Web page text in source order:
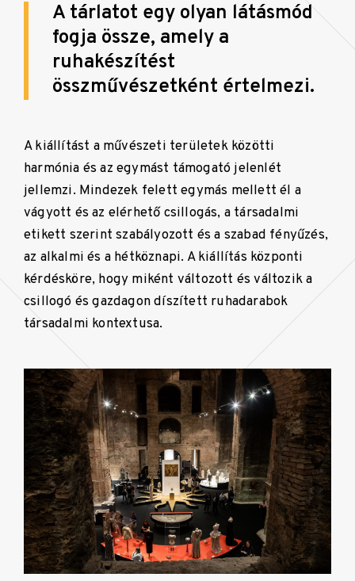
A tárlatot egy olyan látásmód
fogja össze, amely a
ruhakészítést
összművészetként értelmezi.
A kiállítást a művészeti területek közötti
harmónia és az egymást támogató jelenlét
jellemzi. Mindezek felett egymás mellett él a
vágyott és az elérhető csillogás, a társadalmi
etikett szerint szabályozott és a szabad fényűzés,
az alkalmi és a hétköznapi. A kiállítás központi
kérdésköre, hogy miként változott és változik a
csillogó és gazdagon díszített ruhadarabok
társadalmi kontextusa.